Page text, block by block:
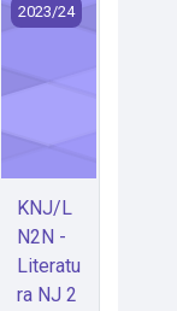
NJ 1 (2023)
KNJ/LN2N -
2023/24
KNJ/L
N2N -
Literatu
ra NJ 2